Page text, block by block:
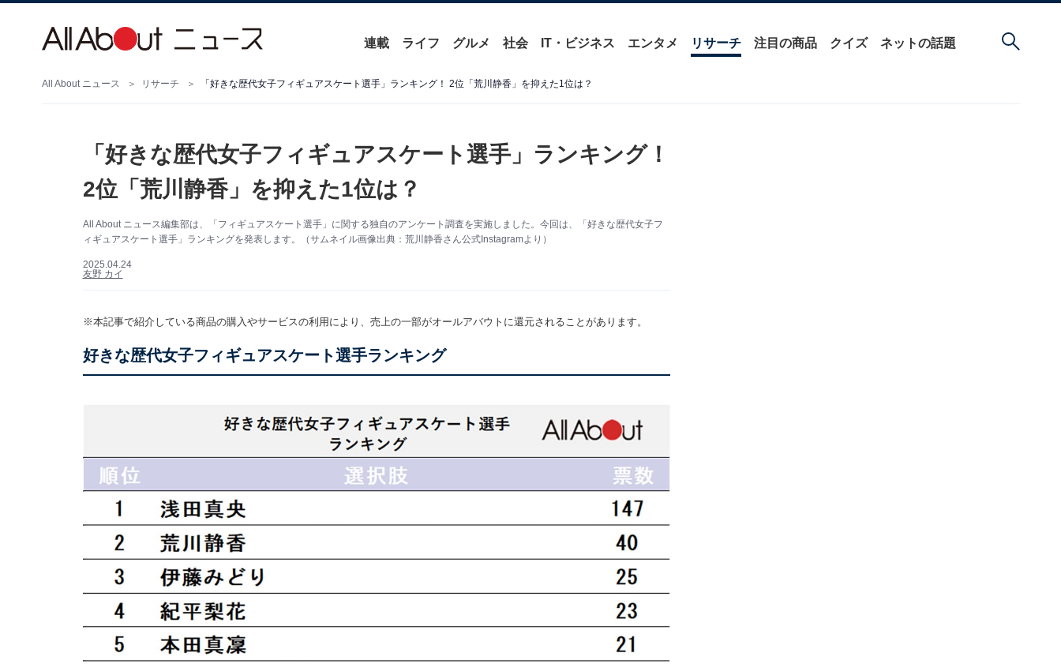
連載 ライフ グルメ 社会 IT・ビジネス エンタメ リサーチ 注目の商品 クイズ ネットの話題
All About ニュース リサーチ 「好きな歴代女子フィギュアスケート選手」ランキング！ 2位「荒川静香」を抑えた1位は？
「好きな歴代女子フィギュアスケート選手」ランキング！
2位「荒川静香」を抑えた1位は？
All About ニュース編集部は、「フィギュアスケート選手」に関する独自のアンケート調査を実施しました。今回は、「好きな歴代女子フ
ィギュアスケート選手」ランキングを発表します。（サムネイル画像出典：荒川静香さん公式Instagramより）
2025.04.24
友野 カイ
※本記事で紹介している商品の購入やサービスの利用により、売上の一部がオールアバウトに還元されることがあります。
好きな歴代女子フィギュアスケート選手ランキング